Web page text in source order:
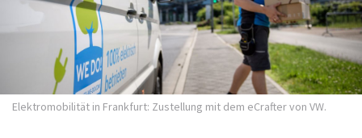
Elektromobilität in Frankfurt: Zustellung mit dem eCrafter von VW.